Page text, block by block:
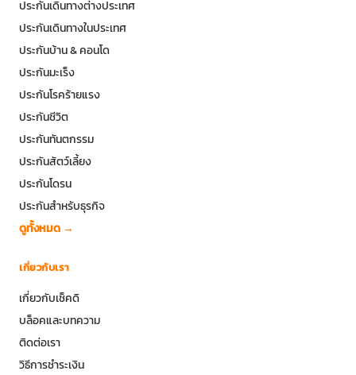
ประกันเดินทางต่างประเทศ
ประกันเดินทางในประเทศ
ประกันบ้าน & คอนโด
ประกันมะเร็ง
ประกันโรคร้ายแรง
ประกันชีวิต
ประกันทันตกรรม
ประกันสัตว์เลี้ยง
ประกันโดรน
ประกันสำหรับธุรกิจ
ดูทั้งหมด →
เกี่ยวกับเรา
เกี่ยวกับเช็คดิ
บล็อคและบทความ
ติดต่อเรา
วิธีการชำระเงิน